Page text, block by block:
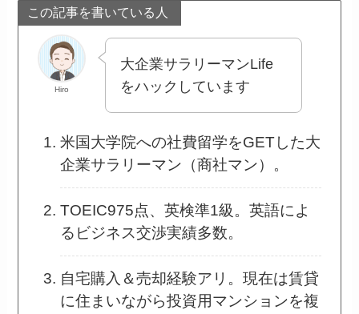
この記事を書いている人
Hiro
大企業サラリーマンLife
をハックしています
米国大学院への社費留学をGETした大
企業サラリーマン（商社マン）。
TOEIC975点、英検準1級。英語によ
るビジネス交渉実績多数。
自宅購入＆売却経験アリ。現在は賃貸
に住まいながら投資用マンションを複